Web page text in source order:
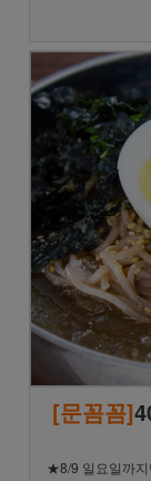
[문꼼꼼]
★8/9 일요일까지